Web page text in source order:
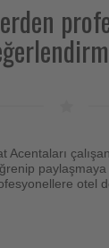
Acentaları
otel